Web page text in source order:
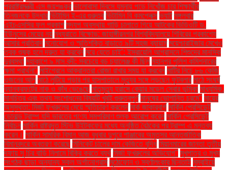
পররাষ্ট্রমন্ত্রী এস জয়শঙ্কর ভালোবাসা দিবসে যমুনায় পড়ে নিখোঁজ চার শিক্ষার্থীর
তিনজনকে উদ্ধার ভিটামিন ই-এর গুরুত্ব ভিটামিন বি কমপ্লেক্স ভ্যাট মঙ্গলবার
এইচএসসির ফল প্রকাশ মদ্যপ অবস্থায় গাড়ি চালাতে গিয়ে আটকের ভিডিওটি ড.
ইউনূসের মেয়ের নয় মধ্যরাতে বিক্ষোভ: জাহাঙ্গীরনগর বিশ্ববিদ্যালয়ে শিবিরের প্রকাশ্যে
আসার প্রতিবাদ মনোযোগ ও স্মৃতিশক্তি বাড়াতে ৯টি সহজ ব্যায়াম ময়েশ্চারাইজার মেখেও
ত্বক শুষ্ক হলে দ্রুত যা করবেন মরে যেতে চাই’: ইসরায়েলি আগ্রাসনে শিশুদের মানসিক
দুরবস্থা মহাকাশে ৯ মাস বন্দী: সবচেয়ে বড় চ্যালেঞ্জ কী ছিল মহানগর পুলিশ কমিশনারের
ক্ষমা প্রার্থনা" মাইগ্রেনে আক্রান্তরা রোজা রাখার সময় যা করবেন মাটির নিচে ৮৬ কেজি
ওজনের আলু মাঠে লুটিয়ে পড়ার পর হাসপাতালে মৃত্যুর সঙ্গে লড়ছেন ফুটবলার মাঠে সংঘর্ষ
ব্যানক্রফটের নাক ও কাঁধ ভেঙেছে মাতৃমৃত্যু হ্রাসে কেয়ার মডেল সেবার ভূমিকা মাধ্যমিক.
মানচিত্র এবং তথ্য সংশোধনের বিষয়টি খুবই গুরুত্বপূর্ণ মানুষের ভোগান্তি চরমে" মায়ের
অসুস্থতা: মির্জা ফখরুলের মেয়ে স্মৃতিচারণ করলেন মার্ক জাকারবার্গ মার্কিন প্রেসিডেন্ট
ডোনাল্ড ট্রাম্প যদি ভারতের পণ্যে সমপরিমাণ শুল্ক আরোপ করেন মার্কিন প্রেসিডেন্ট
নির্বাচন মার্কিন রাষ্ট্রদূত স্টিভ উইটকফের মধ্যে অনুষ্ঠিত বৈঠকের পর ট্রাম্প এ মন্তব্য
করেন। মার্কিন সামরিক বিমান আজ বুধবার দুপুরে পাঞ্জাবের অমৃতসর আন্তর্জাতিক
বিমানবন্দরে অবতরণ করেছে মিনিকেট চালের দাম কেজিতে বৃদ্ধি মিয়ানমারের জান্তা তৃতীয়
দফায় সু চির বাড়ি নিলামে বিক্রি করতে ব্যর্থ মির্জা ফখরুলের অভিযোগ" মুখপাত্র ও মুখ্য
সংগঠক ছাড়া অন্যান্য সকল অর্গানোগ্রাম মুঠোফোন ও স্বর্ণালংকার ছিনতাই মুম্বাইয়ে